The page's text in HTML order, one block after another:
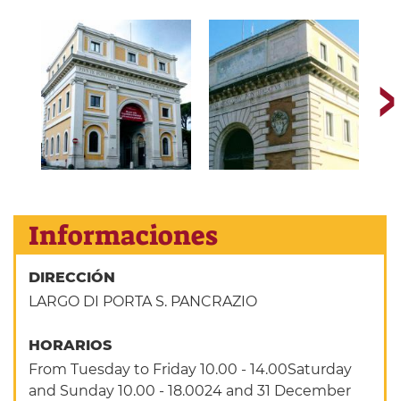
Informaciones
DIRECCIÓN
LARGO DI PORTA S. PANCRAZIO
HORARIOS
From Tuesday to Friday 10.00 - 14.00Saturday
and Sunday 10.00 - 18.0024 and 31 December